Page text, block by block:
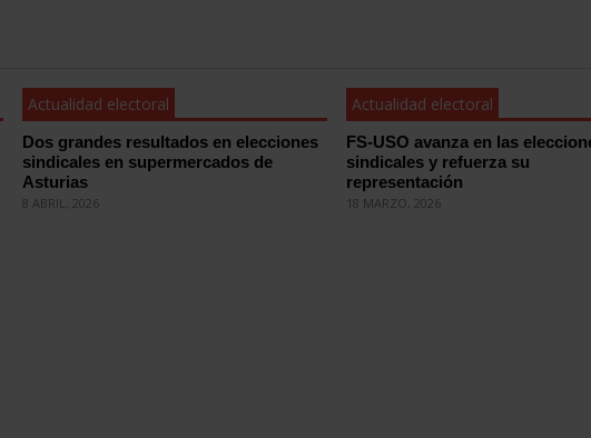
Actualidad electoral
Dos grandes resultados en elecciones
sindicales en supermercados de
Asturias
8 ABRIL, 2026
Actualidad electoral
FS-USO avanza en las
sindicales y refuerza su
representación
18 MARZO, 2026